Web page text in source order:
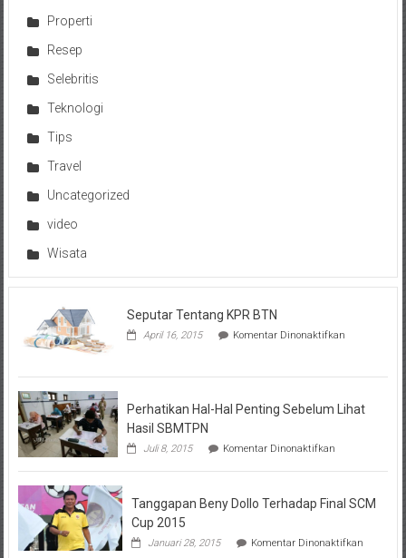
Properti
Resep
Selebritis
Teknologi
Tips
Travel
Uncategorized
video
Wisata
Seputar Tentang KPR BTN
April 16, 2015 Komentar Dinonaktifkanpada
KPR
Perhatikan Hal-Hal Penting Sebelum Lihat
Hasil SBMTPN
Juli 8, 2015 Komentar Dinonaktifkanpada
Hal-
Penting
Hasil
Tanggapan Beny Dollo Terhadap Final SCM
Cup 2015
Januari 28, 2015 Komentar Dinonaktifkanpada